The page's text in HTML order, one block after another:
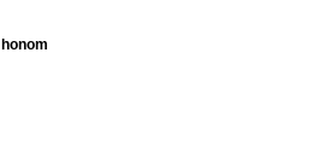
honom